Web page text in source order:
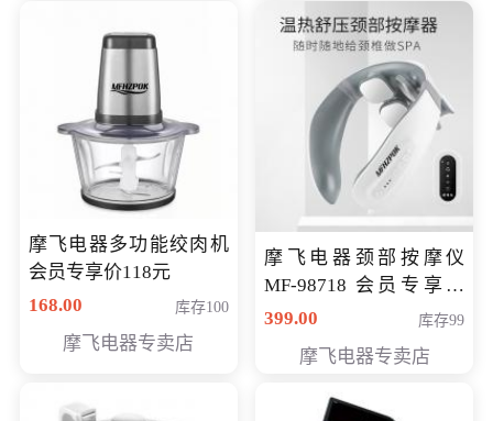
摩飞电器多功能绞肉机
会员专享价118元
168.00
库存100
摩飞电器专卖店
摩飞电器颈部按摩仪
MF-98718 会员专享价
299元
399.00 库存99
摩飞电器专卖店